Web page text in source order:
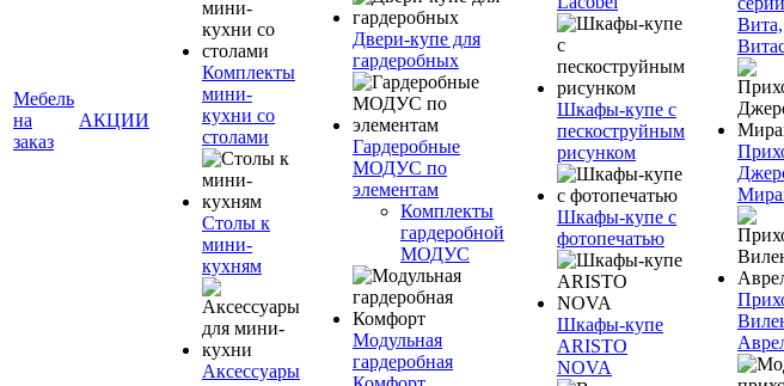
Мебель
на
заказ
АКЦИИ
Комплекты
мини-
кухни со
столами
Столы к
мини-
кухням
Аксессуары
Двери-купе для
гардеробных
Гардеробные
МОДУС по
элементам
Комплекты
гардеробной
МОДУС
Модульная
гардеробная
Шкафы-купе с
пескоструйным
рисунком
Шкафы-купе с
фотопечатью
Шкафы-купе
ARISTO
NOVA
Вита,